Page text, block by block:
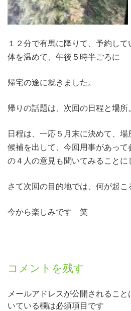
１２分で有馬に降りて、予約し
体を温めて、午後５時半ごろに
帰宅の途に就きました。
帰りの話題は、次回の日程と場所。
日程は、一応５月末に決めて、
候補を出して、今回用事があっ
の４人の意見も聞いてみることに
さて次回の目的地では、何が起こ
今から楽しみです 笑
コメントを残す
メールアドレスが公開されること
いている欄は必須項目です